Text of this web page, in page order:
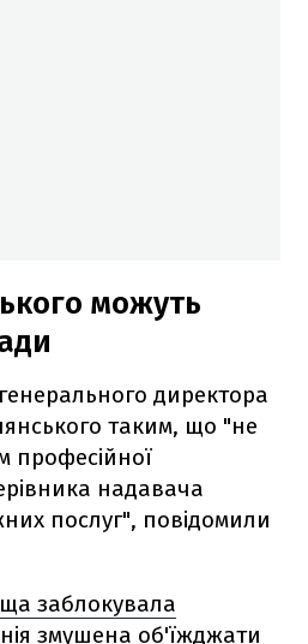
можуть
директора
таким, що "не
професійної
надавача
послуг", повідомили
заблокувала
змушена об'їжджати